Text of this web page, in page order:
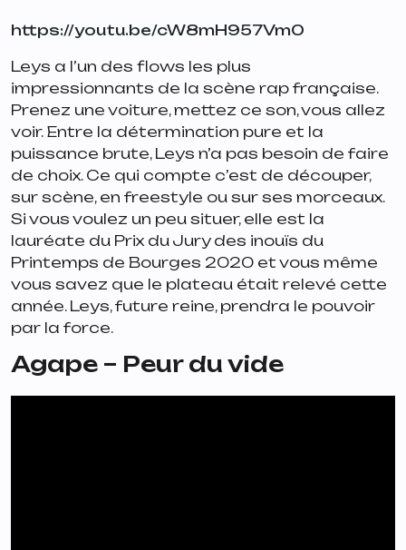
https://youtu.be/cW8mH957Vm0
Leys a l’un des flows les plus
impressionnants de la scène rap française.
Prenez une voiture, mettez ce son, vous allez
voir. Entre la détermination pure et la
puissance brute, Leys n’a pas besoin de faire
de choix. Ce qui compte c’est de découper,
sur scène, en freestyle ou sur ses morceaux.
Si vous voulez un peu situer, elle est la
lauréate du Prix du Jury des inouïs du
Printemps de Bourges 2020 et vous même
vous savez que le plateau était relevé cette
année. Leys, future reine, prendra le pouvoir
par la force.
Agape – Peur du vide